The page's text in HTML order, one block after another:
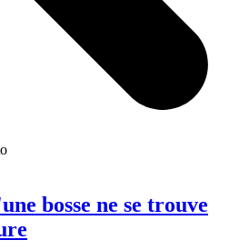
bosse ne se trouve